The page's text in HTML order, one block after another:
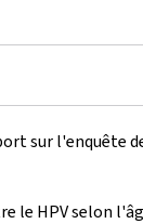
sur l'enquête
le HPV selon